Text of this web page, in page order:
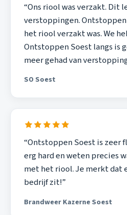
“Ons riool was verzakt.
verstoppingen.
het riool verzakt was. We
Ontstoppen Soest langs is
meer gehad van
SO Soest
“Ontstoppen Soest is zeer
erg hard en weten precies
met het riool. Je merkt dat
bedrijf zit!”
Brandweer Kazerne Soest